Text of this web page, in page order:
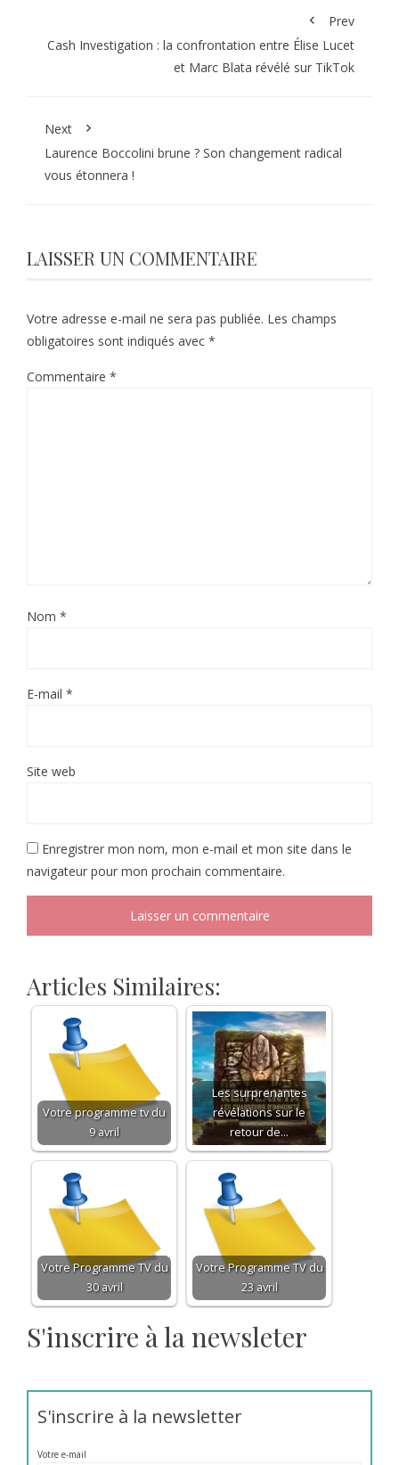
Prev
Cash Investigation : la confrontation entre Élise Lucet
et Marc Blata révélé sur TikTok
Next
Laurence Boccolini brune ? Son changement radical
vous étonnera !
LAISSER UN COMMENTAIRE
Votre adresse e-mail ne sera pas publiée. Les champs
obligatoires sont indiqués avec *
Commentaire *
Nom *
E-mail *
Site web
Enregistrer mon nom, mon e-mail et mon site dans le
navigateur pour mon prochain commentaire.
Articles Similaires:
Votre programme tv du
9 avril
Les surprenantes
révélations sur le
retour de…
Votre Programme TV du
30 avril
Votre Programme TV du
23 avril
S'inscrire à la newsleter
S'inscrire à la newsletter
Votre e-mail